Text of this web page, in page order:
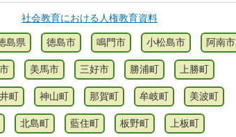
社会教育における人権教育資料
島県 徳島市 鳴門市 小松島市 阿南市
美馬市 三好市 勝浦町 上勝町
町 神山町 那賀町 牟岐町 美波町
北島町 藍住町 板野町 上板町